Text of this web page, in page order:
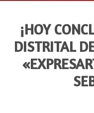
¡HOY
DISTRITAL